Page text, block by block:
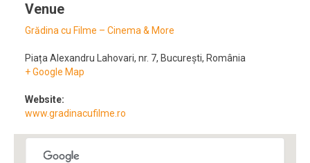
Venue
Grădina cu Filme – Cinema & More
Piața Alexandru Lahovari, nr. 7, București, România
+ Google Map
Website:
www.gradinacufilme.ro